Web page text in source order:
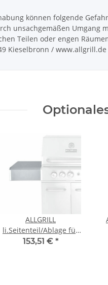
können folgende
unsachgemäßen Umgang
Teilen oder engen
Kieselbronn /
ALLGRILL
li.Seitenteil/Ablage für
ALLROUNDER Modular
153,51 € *